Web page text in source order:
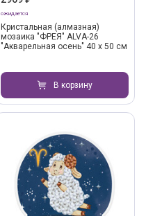
ожидается
Кристальная (алмазная)
мозаика "ФРЕЯ" ALVA-26
"Акварельная осень" 40 х 50 см
В корзину